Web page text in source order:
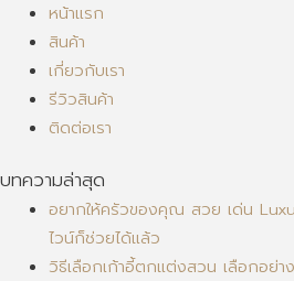
หน้าแรก
สินค้า
เกี่ยวกับเรา
รีวิวสินค้า
ติดต่อเรา
บทความล่าสุด
อยากให้ครัวของคุณ สวย เด่น
ไวน์ก็ช่วยได้แล้ว
วิธีเลือกเก้าอี้ตกแต่งสวน เลือกอย่า